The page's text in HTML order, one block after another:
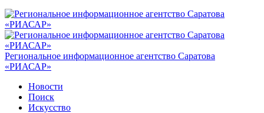
Региональное информационное агентство Саратова
«РИАСАР»
Новости
Поиск
Искусство